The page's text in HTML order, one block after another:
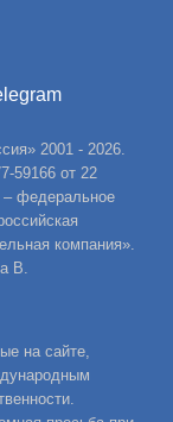
2001 - 2026.
59166 от 22
– федеральное
компания».
В.
на сайте,